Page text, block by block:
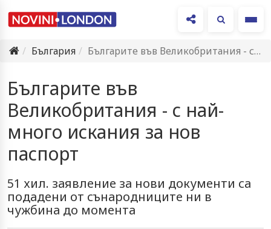
България
Българите във Великобритания - с най-много искания за нов паспорт
Българите във
Великобритания - с най-
много искания за нов
паспорт
51 хил. заявление за нови документи са
подадени от сънародниците ни в
чужбина до момента